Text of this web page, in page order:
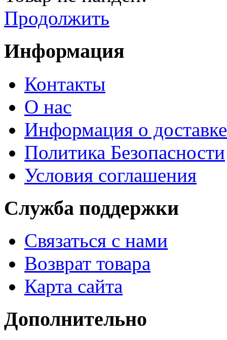
Продолжить
Информация
Контакты
О нас
Информация о доставке
Политика Безопасности
Условия соглашения
Служба поддержки
Связаться с нами
Возврат товара
Карта сайта
Дополнительно